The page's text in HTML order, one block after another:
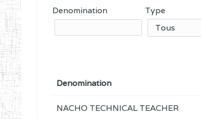
Denomination
Type
Denomination
NACHO TECHNICAL TEACHER